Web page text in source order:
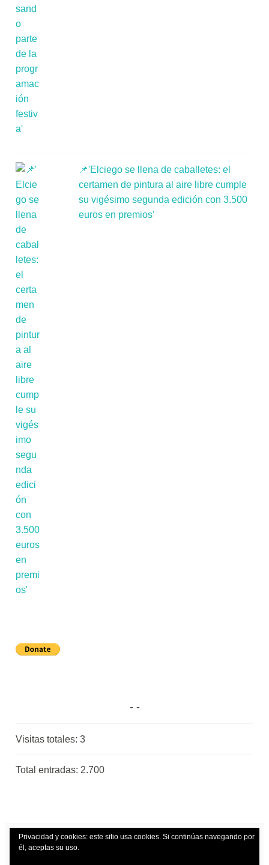
📌'Elciego se llena de caballetes: el
certamen de pintura al aire libre cumple
su vigésimo segunda edición con 3.500
euros en premios'
Visitas totales:3
Total entradas: 2.700
Privacidad y cookies: este sitio usa cookies. Si continúas navegando por
él, aceptas su uso.